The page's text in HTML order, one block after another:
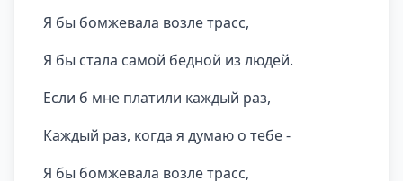
Я бы бомжевала возле трасс,
Я бы стала самой бедной из людей.
Если б мне платили каждый раз,
Каждый раз, когда я думаю о тебе -
Я бы бомжевала возле трасс,